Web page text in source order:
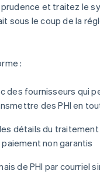
et traitez le
sous le coup de la
:
des fournisseurs qui
des PHI en
détails du
non garantis
de PHI par courriel